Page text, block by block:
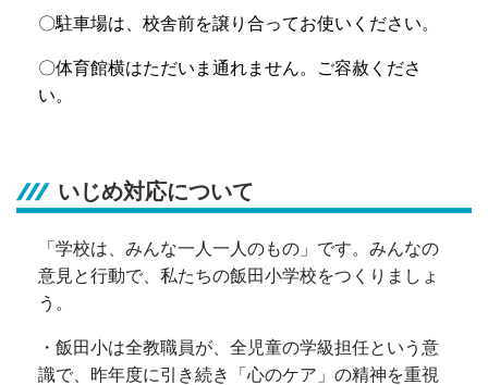
〇駐車場は、校舎前を譲り合ってお使いください。
〇体育館横はただいま通れません。ご容赦くださ
い。
いじめ対応について
「学校は、みんな一人一人のもの」です。みんなの
意見と行動で、私たちの飯田小学校をつくりましょ
う。
・飯田小は全教職員が、全児童の学級担任という意
識で、昨年度に引き続き「心のケア」の精神を重視